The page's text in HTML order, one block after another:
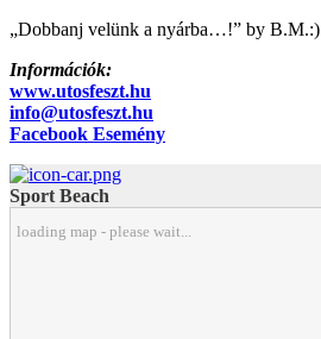
„Dobbanj velünk a nyárba…!” by B.M.:)
Információk:
www.utosfeszt.hu
info@utosfeszt.hu
Facebook Esemény
Sport Beach
loading map - please wait...